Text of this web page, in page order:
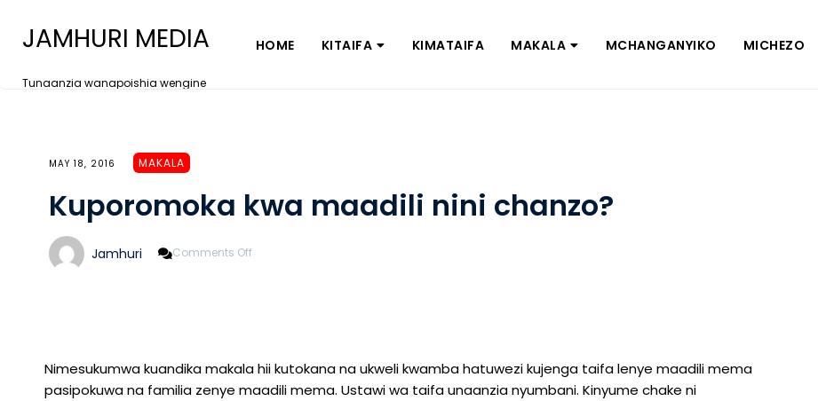
JAMHURI MEDIA
Tunaanzia wanapoishia wengine
HOME KITAIFA KIMATAIFA MAKALA MCHANGANYIKO MICHEZO
MAY 18, 2016 MAKALA
Kuporomoka kwa maadili nini chanzo?
Jamhuri Comments Off
Nimesukumwa kuandika makala hii kutokana na ukweli kwamba hatuwezi kujenga taifa lenye maadili mema
pasipokuwa na familia zenye maadili mema. Ustawi wa taifa unaanzia nyumbani. Kinyume chake ni